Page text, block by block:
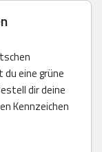
eine grüne
dir deine
Kennzeichen